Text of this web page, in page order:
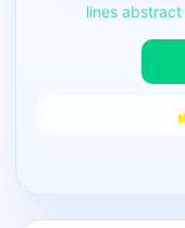
lines abstract